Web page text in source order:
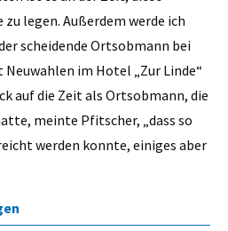
legen. Außerdem werde ich
scheidende Ortsobmann bei
im Hotel „Zur Linde“
auf die Zeit als Ortsobmann, die
meinte Pfitscher, „dass so
werden konnte, einiges aber